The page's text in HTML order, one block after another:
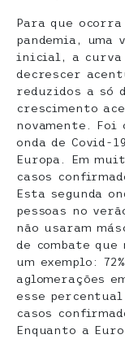
Para que ocorra
pandemia, uma
inicial, a curva
decrescer
reduzidos a só
crescimento
novamente. Foi
onda de Covid-
Europa. Em
casos
Esta segunda
pessoas no
não usaram
de combate
um exemplo:
aglomerações
esse percentual
casos
Enquanto a